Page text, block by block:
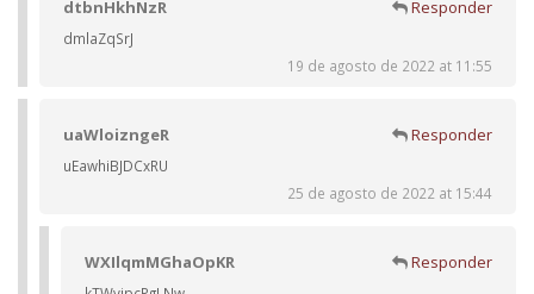
dtbnHkhNzR Responder
dmlaZqSrJ
19 de agosto de 2022 at 11:55
uaWloizngeR Responder
uEawhiBJDCxRU
25 de agosto de 2022 at 15:44
WXIlqmMGhaOpKR Responder